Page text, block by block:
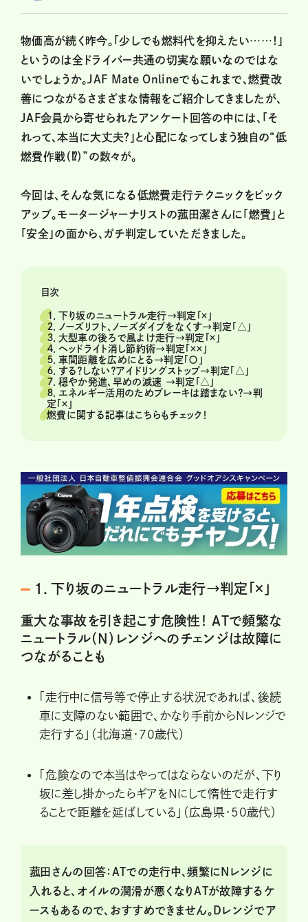
物価高が続く昨今。「少しでも燃料代を抑えたい……！」
というのは全ドライバー共通の切実な願いなのではな
いでしょうか。JAF Mate Onlineでもこれまで、燃費改
善につながるさまざまな情報をご紹介してきましたが、
JAF会員から寄せられたアンケート回答の中には、「そ
れって、本当に大丈夫？」と心配になってしまう独自の“低
燃費作戦（⁉）”の数々が。
今回は、そんな気になる低燃費走行テクニックをピック
アップ。モータージャーナリストの菰田潔さんに「燃費」と
「安全」の面から、ガチ判定していただきました。
目次
１．下り坂のニュートラル走行→判定「×」
２．ノーズリフト、ノーズダイブをなくす→判定「△」
３．大型車の後ろで風よけ走行→判定「×」
４．ヘッドライト消し節約術→判定「××」
５．車間距離を広めにとる→判定「〇」
６．する？しない？アイドリングストップ→判定「△」
７．穏やか発進、早めの減速 →判定「△」
８．エネルギー活用のためブレーキは踏まない？→判
定「×」
燃費に関する記事はこちらもチェック！
１．下り坂のニュートラル走行→判定「×」
重大な事故を引き起こす危険性！ ATで頻繁な
ニュートラル（N）レンジへのチェンジは故障に
つながることも
「走行中に信号等で停止する状況であれば、後続
車に支障のない範囲で、かなり手前からNレンジで
走行する」（北海道・70歳代）
「危険なので本当はやってはならないのだが、下り
坂に差し掛かったらギアをNにして惰性で走行す
ることで距離を延ばしている」（広島県・50歳代）
菰田さんの回答：ATでの走行中、頻繁にNレンジに
入れると、オイルの潤滑が悪くなりATが故障するケ
ースもあるので、おすすめできません。Dレンジでア